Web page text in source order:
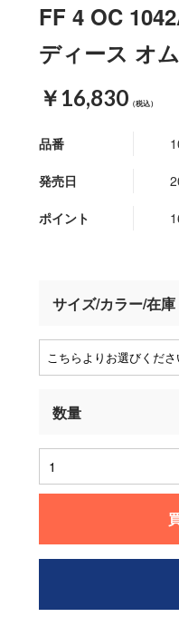
FF 4 OC
ディース オ
￥16,830 （税込）
品番
発売日
ポイント
サイズ/カラー/在庫